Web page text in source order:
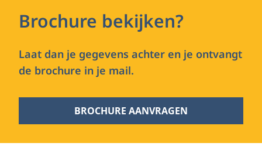
Brochure bekijken?
Laat dan je gegevens achter en je ontvangt
de brochure in je mail.
BROCHURE AANVRAGEN